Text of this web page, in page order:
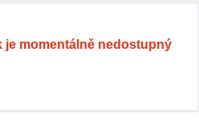
je momentálně nedostupný